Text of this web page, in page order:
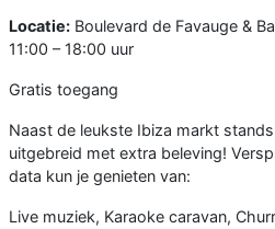
Locatie: Boulevard de Favauge &
11:00 – 18:00 uur
Gratis toegang
Naast de leukste Ibiza markt
uitgebreid met extra beleving!
data kun je genieten van:
Live muziek, Karaoke caravan,